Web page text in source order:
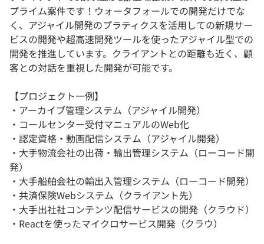
プライム案件です！ウォータフォールでの開発だけでな
く、アジャイル開発のプラティクスを活用しての新規サー
ビスの開発や超高速開発ツールを使ったアジャイル型での
開発を推進しています。クライアントとの距離も近く、顧
客との対話を重視した開発が可能です。
【プロジェクト一例】
・アーカイブ管理システム（アジャイル開発）
・コールセンター受付マニュアルのWeb化
・認定資格・動画配信システム（アジャイル開発）
・大手物流会社の出荷・輸出管理システム（ローコード開
発）
・大手船舶会社の輸出入管理システム（ローコード開発）
・共済保険Webシステム（クライアント先）
・大手出社社コンテンツ配信サービスの開発（クラウド）
・Reactを使ったマイクロサービス開発（クラウ）